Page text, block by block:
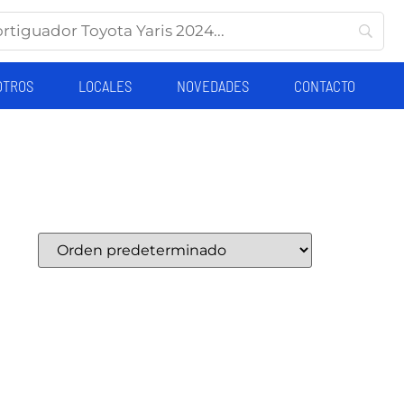
LOCALES NOVEDADES CONTACTO